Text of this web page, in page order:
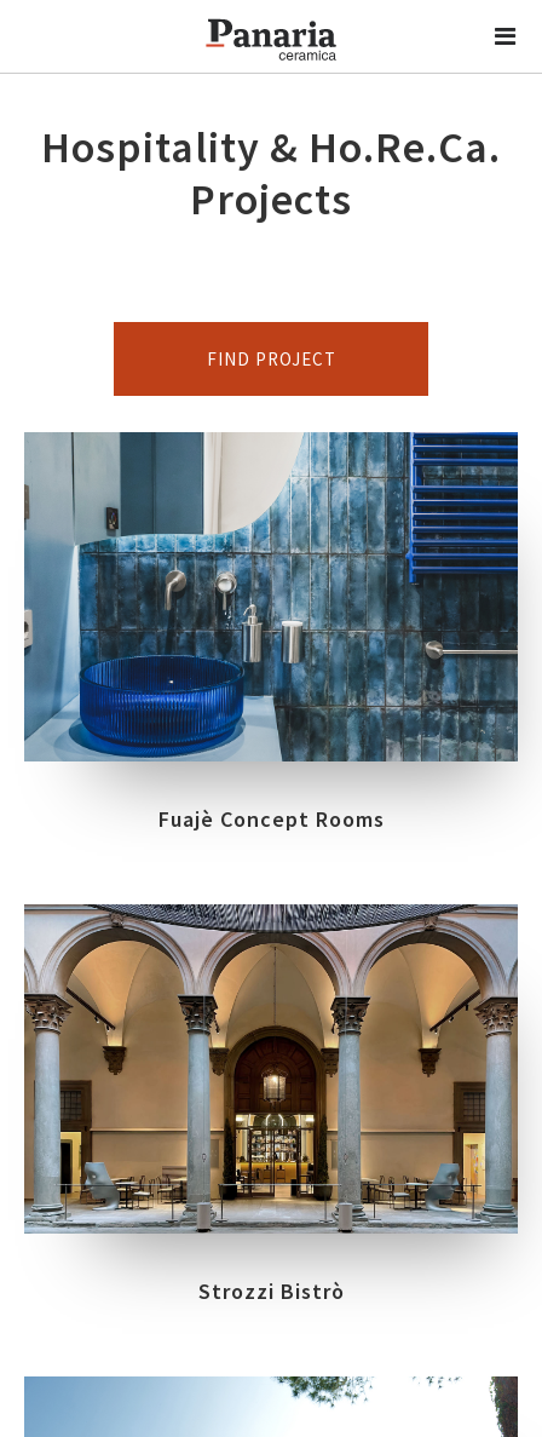
Hospitality & Ho.Re.Ca.
Projects
FIND PROJECT
Fuajè Concept Rooms
Strozzi Bistrò